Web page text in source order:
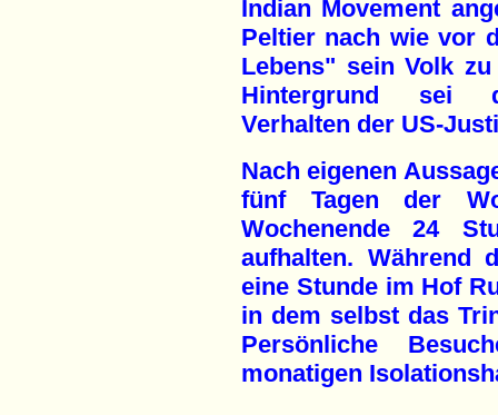
Indian Movement
Peltier nach wie vor
Lebens" sein Volk
Hintergrund sei
Verhalten der US-
Nach eigenen
fünf Tagen der
Wochenende 24
aufhalten. Während
eine Stunde im Hof
in dem selbst das
Persönliche
monatigen